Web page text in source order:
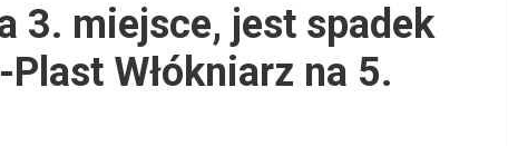
3. miejsce, jest spadek
Włókniarz na 5.